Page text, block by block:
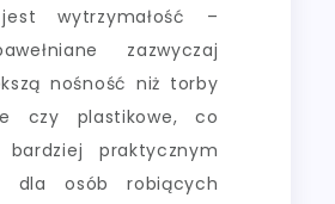
wytrzymałość –
zazwyczaj
nośność niż torby
czy plastikowe, co
praktycznym
dla osób robiących